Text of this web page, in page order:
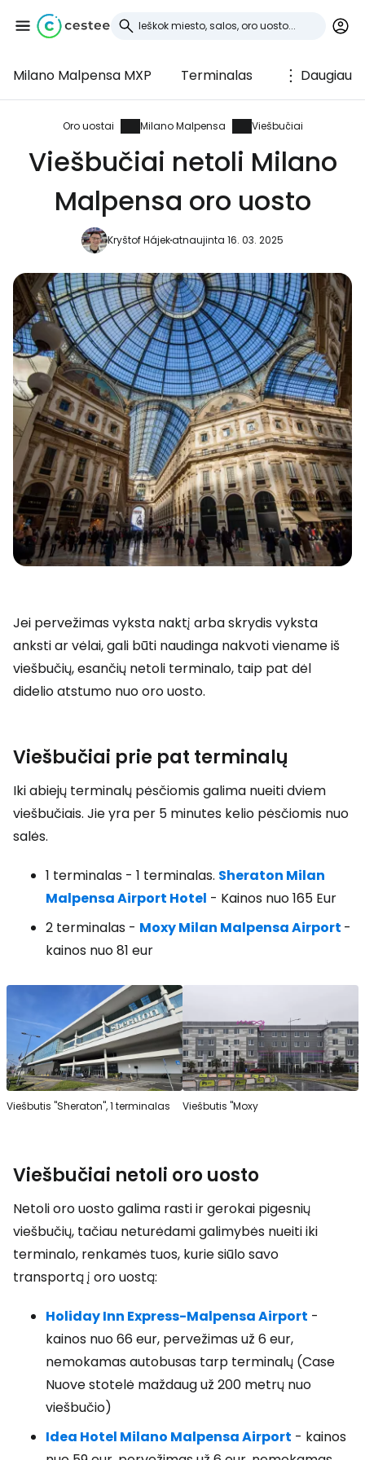
Milano Malpensa MXP Terminalas Daugiau
Oro uostai Milano Malpensa Viešbučiai
Viešbučiai netoli Milano
Malpensa oro uosto
Kryštof Hájekatnaujinta 16. 03. 2025
Jei pervežimas vyksta naktį arba skrydis vyksta
anksti ar vėlai, gali būti naudinga nakvoti viename iš
viešbučių, esančių netoli terminalo, taip pat dėl
didelio atstumo nuo oro uosto.
Viešbučiai prie pat terminalų
Iki abiejų terminalų pėsčiomis galima nueiti dviem
viešbučiais. Jie yra per 5 minutes kelio pėsčiomis nuo
salės.
1 terminalas - 1 terminalas. Sheraton Milan
Malpensa Airport Hotel - Kainos nuo 165 Eur
2 terminalas - Moxy Milan Malpensa Airport -
kainos nuo 81 eur
Viešbutis "Sheraton", 1 terminalas Viešbutis "Moxy
Viešbučiai netoli oro uosto
Netoli oro uosto galima rasti ir gerokai pigesnių
viešbučių, tačiau neturėdami galimybės nueiti iki
terminalo, renkamės tuos, kurie siūlo savo
transportą į oro uostą:
Holiday Inn Express-Malpensa Airport -
kainos nuo 66 eur, pervežimas už 6 eur,
nemokamas autobusas tarp terminalų (Case
Nuove stotelė maždaug už 200 metrų nuo
viešbučio)
Idea Hotel Milano Malpensa Airport - kainos
Prisijunkite prie
Cestee
... pasaulinė kelionių bendruomenė
Tęsti su Facebook
Tęsti el. paštu